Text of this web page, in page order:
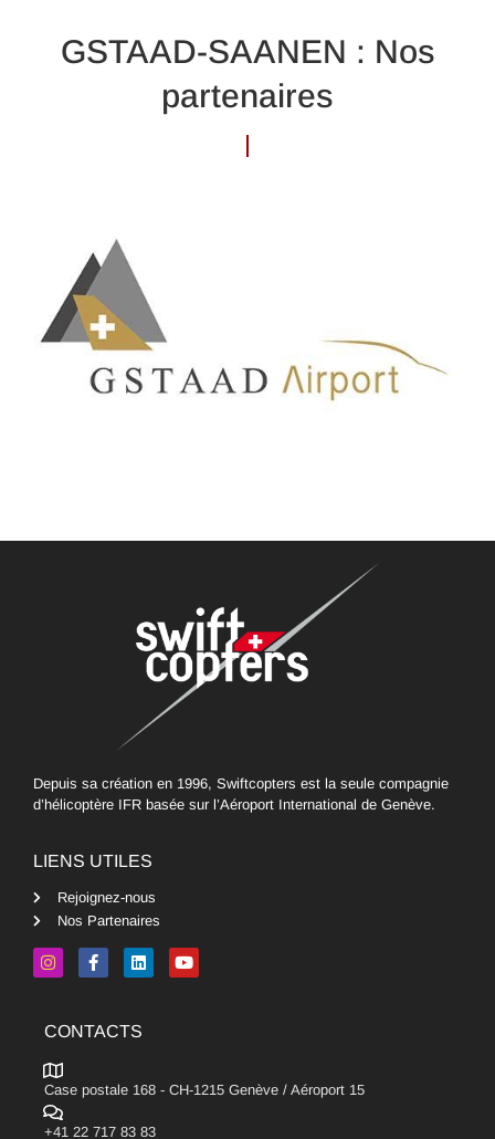
GSTAAD-SAANEN : Nos
partenaires
Depuis sa création en 1996, Swiftcopters est la seule compagnie
d’hélicoptère IFR basée sur l’Aéroport International de Genève.
LIENS UTILES
Rejoignez-nous
Nos Partenaires
CONTACTS
Case postale 168 - CH-1215 Genève / Aéroport 15
+41 22 717 83 83